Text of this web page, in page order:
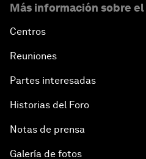
Más información sobre el
Centros
Reuniones
Partes interesadas
Historias del Foro
Notas de prensa
Galería de fotos